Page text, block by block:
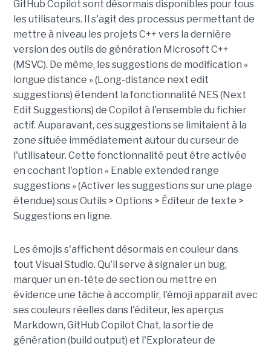
GitHub Copilot sont désormais disponibles pour tous
les utilisateurs. Il s'agit des processus permettant de
mettre à niveau les projets C++ vers la dernière
version des outils de génération Microsoft C++
(MSVC). De même, les suggestions de modification «
longue distance » (Long-distance next edit
suggestions) étendent la fonctionnalité NES (Next
Edit Suggestions) de Copilot à l'ensemble du fichier
actif. Auparavant, ces suggestions se limitaient à la
zone située immédiatement autour du curseur de
l'utilisateur. Cette fonctionnalité peut être activée
en cochant l'option « Enable extended range
suggestions » (Activer les suggestions sur une plage
étendue) sous Outils > Options > Éditeur de texte >
Suggestions en ligne.
Les émojis s'affichent désormais en couleur dans
tout Visual Studio. Qu'il serve à signaler un bug,
marquer un en-tête de section ou mettre en
évidence une tâche à accomplir, l'émoji apparaît avec
ses couleurs réelles dans l'éditeur, les aperçus
Markdown, GitHub Copilot Chat, la sortie de
génération (build output) et l'Explorateur de